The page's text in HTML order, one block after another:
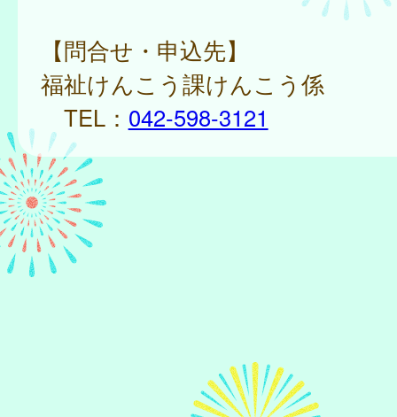
【問合せ・申込先】
福祉けんこう課けんこう係
TEL： 042-598-3121